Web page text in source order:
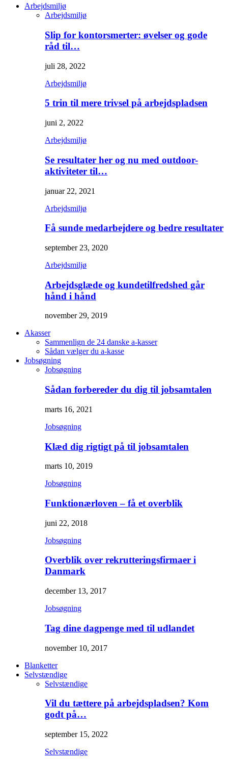
Arbejdsmiljø
Arbejdsmiljø
Slip for kontorsmerter: øvelser og gode
råd til…
juli 28, 2022
Arbejdsmiljø
5 trin til mere trivsel på arbejdspladsen
juni 2, 2022
Arbejdsmiljø
Se resultater her og nu med outdoor-
aktiviteter til…
januar 22, 2021
Arbejdsmiljø
Få sunde medarbejdere og bedre resultater
september 23, 2020
Arbejdsmiljø
Arbejdsglæde og kundetilfredshed går
hånd i hånd
november 29, 2019
Akasser
Sammenlign de 24 danske a-kasser
Sådan vælger du a-kasse
Jobsøgning
Jobsøgning
Sådan forbereder du dig til jobsamtalen
marts 16, 2021
Jobsøgning
Klæd dig rigtigt på til jobsamtalen
marts 10, 2019
Jobsøgning
Funktionærloven – få et overblik
juni 22, 2018
Jobsøgning
Overblik over rekrutteringsfirmaer i
Danmark
december 13, 2017
Jobsøgning
Tag dine dagpenge med til udlandet
november 10, 2017
Blanketter
Selvstændige
Selvstændige
Vil du tættere på arbejdspladsen? Kom
godt på…
september 15, 2022
Selvstændige